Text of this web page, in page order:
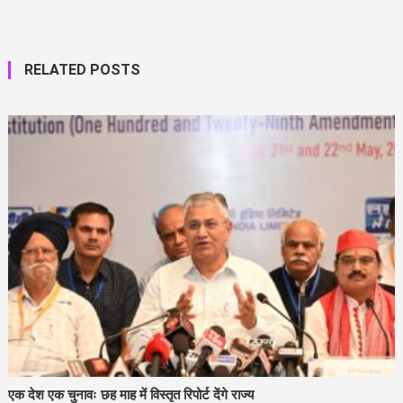
RELATED POSTS
एक देश एक चुनावः छह माह में विस्तृत रिपोर्ट देंगे राज्य